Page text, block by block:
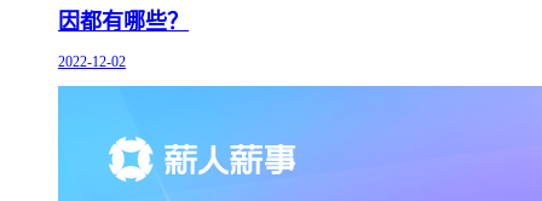
因都有哪些？
2022-12-02